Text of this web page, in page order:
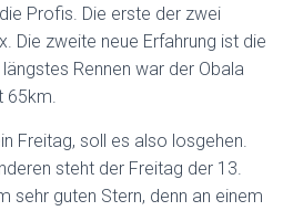
Profis. Die erste der zwei
Die zweite neue Erfahrung ist die
Rennen war der Obala
65km.
Freitag, soll es also losgehen.
steht der Freitag der 13.
sehr guten Stern, denn an einem